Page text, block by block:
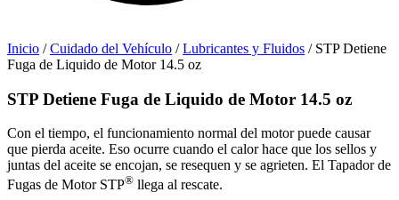
Inicio /Cuidado del Vehículo /Lubricantes y Fluidos / STP Detiene
Fuga de Liquido de Motor 14.5 oz
STP Detiene Fuga de Liquido de Motor 14.5 oz
Con el tiempo, el funcionamiento normal del motor puede causar
que pierda aceite. Eso ocurre cuando el calor hace que los sellos y
juntas del aceite se encojan, se resequen y se agrieten. El Tapador de
Fugas de Motor STP® llega al rescate.